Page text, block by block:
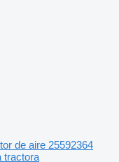
de aire 25592364
tractora